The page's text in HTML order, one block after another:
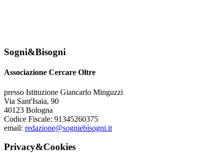
Sogni&Bisogni
Associazione Cercare Oltre
presso Istituzione Giancarlo Minguzzi
Via Sant'Isaia, 90
40123 Bologna
Codice Fiscale: 91345260375
email: redazione@sogniebisogni.it
Privacy&Cookies